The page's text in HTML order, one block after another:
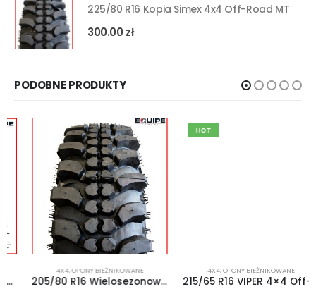
225/80 R16 Kopia Simex 4x4 Off-Road MT
300.00 zł
PODOBNE PRODUKTY
OPONY BIEŻNIKOWANE
205/80 R16 Wielosezonowa Kopia Simex 4×4 Off-road
OPONY BIEŻNIKOWANE
215/65 R16 VIPER 4×4 Off-Road MT